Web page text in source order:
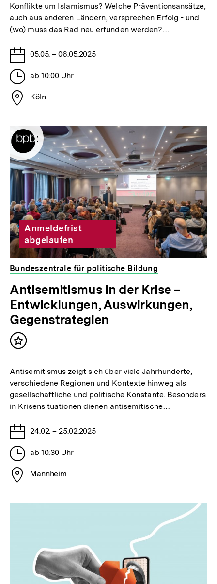
Konflikte um Islamismus? Welche Präventionsansätze,
auch aus anderen Ländern, versprechen Erfolg - und
(wo) muss das Rad neu erfunden werden?…
Tage
05.05. – 06.05.2025
Stunden
ab 10:00 Uhr
Stadt
Köln
Anmeldefrist
abgelaufen
Bundeszentrale für politische Bildung
Antisemitismus in der Krise –
Entwicklungen, Auswirkungen,
Gegenstrategien
Inhalt
Antisemitismus zeigt sich über viele Jahrhunderte,
verschiedene Regionen und Kontexte hinweg als
gesellschaftliche und politische Konstante. Besonders
in Krisensituationen dienen antisemitische…
Tage
24.02. – 25.02.2025
Stunden
ab 10:30 Uhr
Stadt
Mannheim